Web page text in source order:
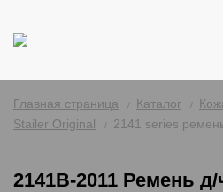
Главная страница Каталог
Stailer Original
2141 series
2141B-2011 Ремень